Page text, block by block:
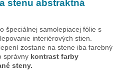
stenu abstraktná
špeciálnej samolepiacej fólie s
interiérových stien.
zostane na stene iba farebný
správny kontrast farby
steny.